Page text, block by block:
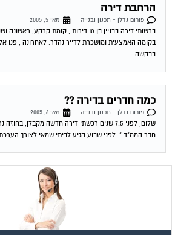
הרחבת דירה
פורום נדלן - תכנון ובנייה
מאי 5, 2005
ברשותי דירה בבניין בן 10 דירות , קומת קרקע,
בקומה האמצעית ומושכרת לדייר נהדר. לאחרונה , פנו
בבקשה...
כמה חדרים בדירה ??
פורום נדלן - תכנון ובנייה
מאי 6, 2005
חדר הממ"ד ". לפני שבוע הגיע לביתי שמאי לצורך הערכת